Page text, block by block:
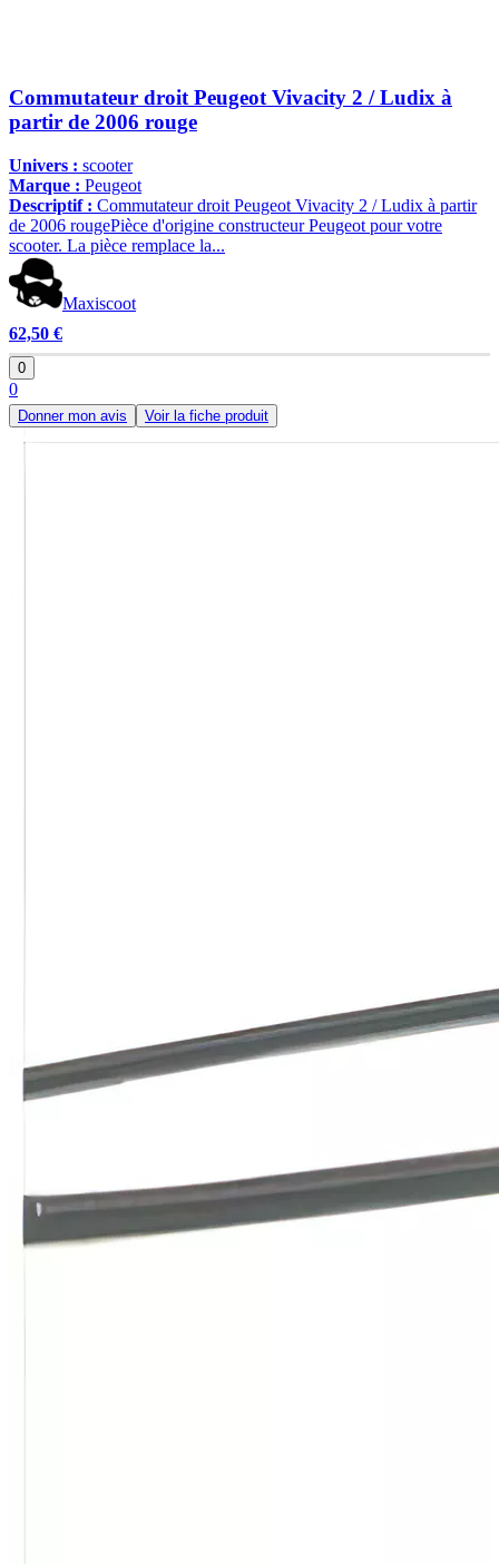
Commutateur droit Peugeot Vivacity 2 / Ludix à
partir de 2006 rouge
Univers : scooter
Marque : Peugeot
Descriptif : Commutateur droit Peugeot Vivacity 2 / Ludix à partir
de 2006 rougePièce d'origine constructeur Peugeot pour votre
scooter. La pièce remplace la...
Maxiscoot
62,50 €
0
0
Donner mon avis Voir la fiche produit